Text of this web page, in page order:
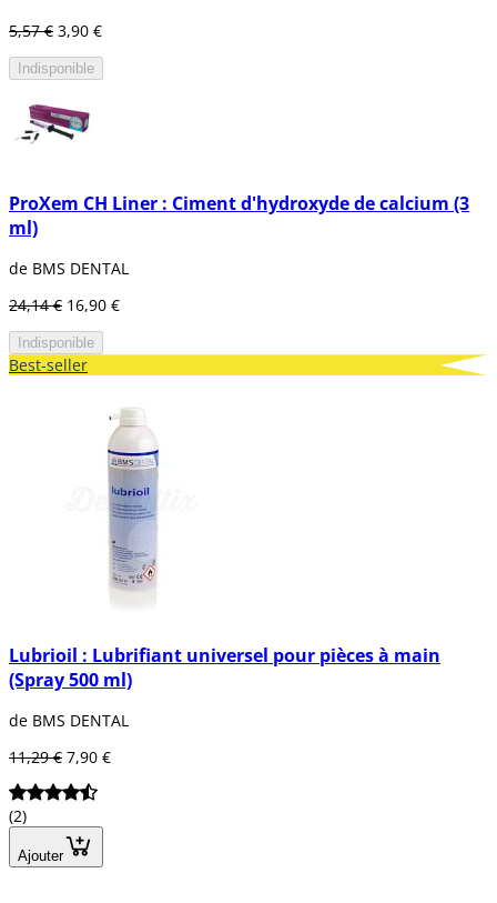
5,57 € 3,90 €
Indisponible
ProXem CH Liner : Ciment d'hydroxyde de calcium (3
ml)
de BMS DENTAL
24,14 € 16,90 €
Indisponible
Best-seller
Lubrioil : Lubrifiant universel pour pièces à main
(Spray 500 ml)
de BMS DENTAL
11,29 € 7,90 €
(2)
Ajouter